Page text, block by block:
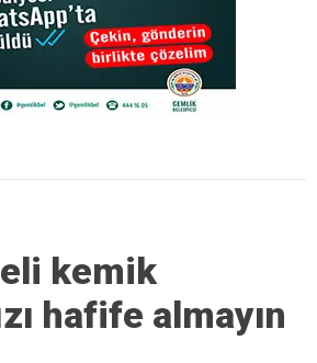
kemik
hafife almayın